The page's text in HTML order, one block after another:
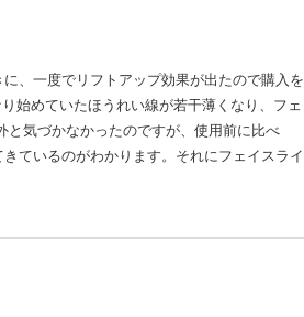
、一度でリフトアップ効果が出たので購入を
始めていたほうれい線が若干薄くなり、フェ
と気づかなかったのですが、使用前に比べ
ているのがわかります。それにフェイスライ